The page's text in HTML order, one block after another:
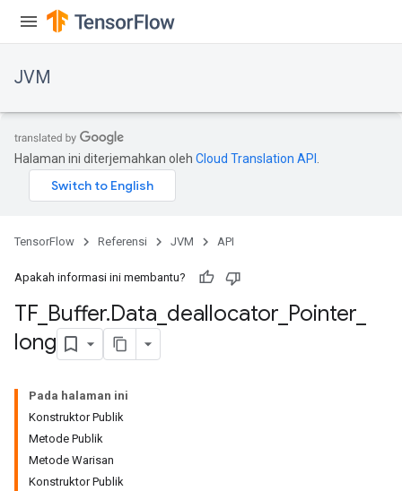
JVM
Halaman ini diterjemahkan oleh Cloud Translation API
TensorFlow Referensi JVM API
Apakah informasi ini membantu?
TF Buffer.Data deallocator Pointer
long
Pada halaman ini
Konstruktor Publik
Metode Publik
Metode Warisan
Konstruktor Publik